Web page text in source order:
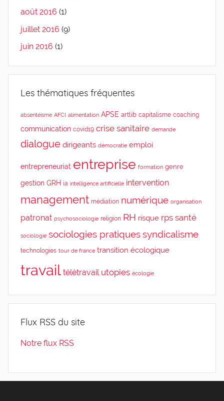
août 2016 (1)
juillet 2016 (9)
juin 2016 (1)
Les thématiques fréquentes
absentéisme AFCI alimentation APSE artlib capitalisme coaching
communication covid19 crise sanitaire demande
dialogue dirigeants démocratie emploi
entrepreneuriat entreprise formation genre
gestion GRH ia intelligence artificielle intervention
management médiation numérique organisation
patronat psychosociologie religion RH risque rps santé
sociologie sociologies pratiquessyndicalisme
technologies tour de france transition écologique
travail télétravail utopies écologie
Flux RSS du site
Notre flux RSS